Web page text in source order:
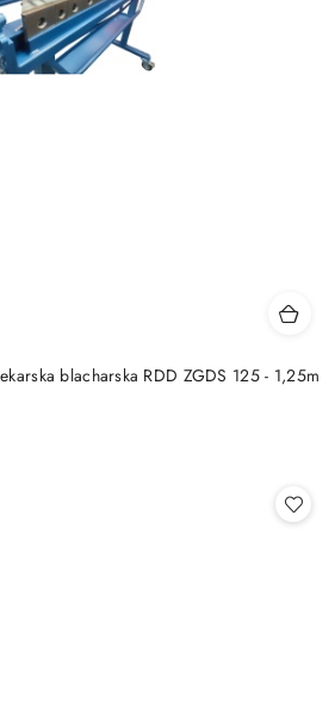
blacharska RDD ZGDS 125 - 1,25m